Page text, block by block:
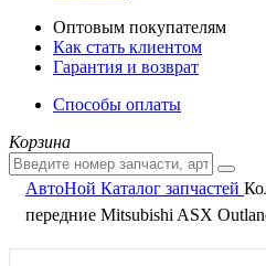
Оптовым покупателям
Как стать клиентом
Гарантия и возврат
Способы оплаты
Корзина
АвтоНой Каталог запчастей
передние Mitsubishi ASX